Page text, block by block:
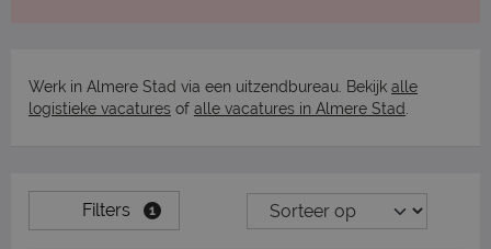
Werk in Almere Stad via een uitzendbureau. Bekijk alle
logistieke vacatures of alle vacatures in Almere Stad
Filters 1